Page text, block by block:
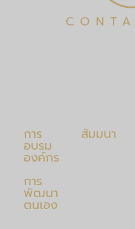
การ
อบรม
องค์กร
การ
พัฒนา
ตนเอง
สัมมนา